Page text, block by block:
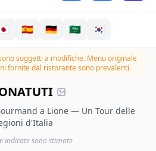
🇪🇸 🇩🇪 🇸🇦 🇰🇷
soggetti a modifiche. Menu originale
fornite dal ristorante sono prevalenti.
a Lione — Un Tour delle
d'Italia
indicate sono stimate